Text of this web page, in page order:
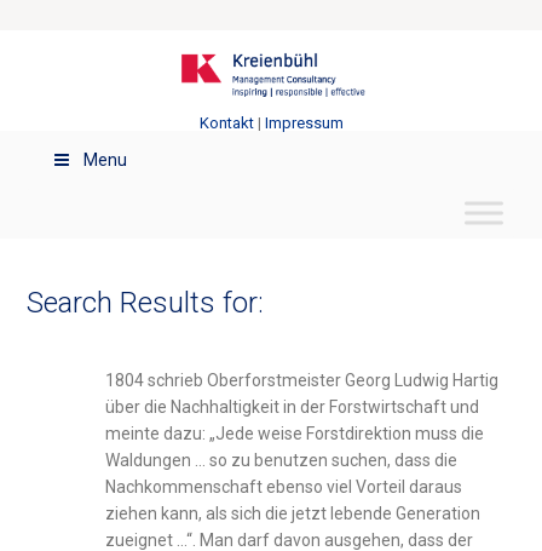
Kontakt| Impressum
Menu
Search Results for:
1804 schrieb Oberforstmeister Georg Ludwig Hartig
über die Nachhaltigkeit in der Forstwirtschaft und
meinte dazu: „Jede weise Forstdirektion muss die
Waldungen … so zu benutzen suchen, dass die
Nachkommenschaft ebenso viel Vorteil daraus
ziehen kann, als sich die jetzt lebende Generation
zueignet …“. Man darf davon ausgehen, dass der